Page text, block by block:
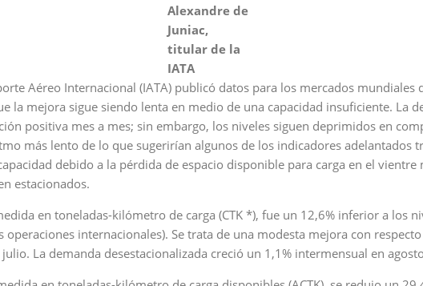
Alexandre de
Juniac,
titular de la
IATA
Aéreo Internacional (IATA) publicó datos para los mercados mundiales
la mejora sigue siendo lenta en medio de una capacidad insuficiente. La
positiva mes a mes; sin embargo, los niveles siguen deprimidos en
más lento de lo que sugerirían algunos de los indicadores adelantados
debido a la pérdida de espacio disponible para carga en el vientre
estacionados.
en toneladas-kilómetro de carga (CTK *), fue un 12,6% inferior a los
operaciones internacionales). Se trata de una modesta mejora con
La demanda desestacionalizada creció un 1,1% intermensual en